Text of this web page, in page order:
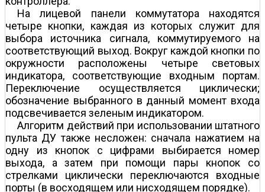
На лицевой панели коммутатора находятся
четыре кнопки, каждая из которых служит для
выбора источника сигнала, коммутируемого на
соответствующий выход. Вокруг каждой кнопки по
окружности расположены четыре световых
индикатора, соответствующие входным портам.
Переключение осуществляется циклически;
обозначение выбранного в данный момент входа
подсвечивается зеленым индикатором.
Алгоритм действий при использовании штатного
пульта ДУ также несложен: сначала нажатием на
одну из кнопок с цифрами выбирается номер
выхода, а затем при помощи пары кнопок со
стрелками циклически переключаются входные
порты (в восходящем или нисходящем порядке).